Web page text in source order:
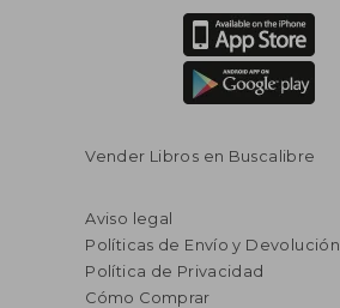
Vender Libros en Buscalibre
Aviso legal
Políticas de Envío y Devolución
Política de Privacidad
Cómo Comprar